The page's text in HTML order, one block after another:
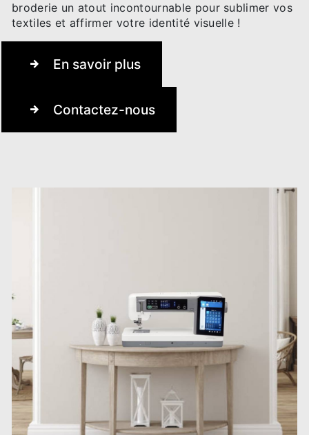
broderie un atout incontournable pour sublimer vos
textiles et affirmer votre identité visuelle !
En savoir plus
Contactez-nous